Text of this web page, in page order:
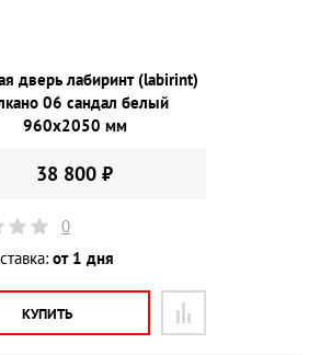
дверь лабиринт (labirint)
06 сандал белый
960х2050 мм
38 800 ₽
0
от 1 дня
КУПИТЬ